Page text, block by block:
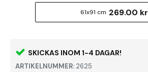
SKICKAS INOM 1-4 DAGAR!
ARTIKELNUMMER: 2625
61x91 cm 269.00 kr